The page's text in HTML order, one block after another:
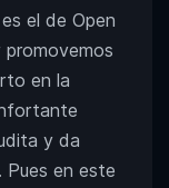
el de Open
en la
y da
en este